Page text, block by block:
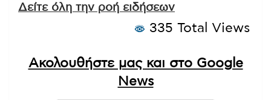
Δείτε όλη την ροή ειδήσεων
335 Total Views
Ακολουθήστε μας και στο Google
News